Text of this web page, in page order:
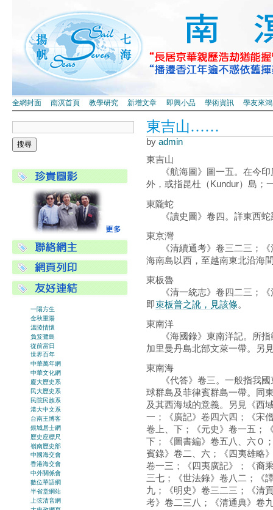
全網封面 南溟首頁 教學研究 新增文章 即興小品 學術資訊 學友來鴻
東吉山……
by admin
東吉山
《航海圖》圖一五。在今印
外，或指昆杜（Kundur）島；
東隴蛇
《讀史圖》卷四。詳東西蛇
東京灣
《清續通考》卷三二三；《
海南島以西，至越南東北沿海
東板魯
《清一統志》卷四二三；《
即束板普之訛，見該條。
東南洋
《海國錄》東南洋記。所指
加里曼丹島北部文萊一帶。另
東南海
《代答》卷三。一般指我國
球群島及菲律賓群島一帶。同
及其西海域的意義。另見《西
一；《廣記》卷四六四；《宋
卷上、下；《元史》卷一五；
下；《圖書編》卷五八、六０
賓錄》卷二、六；《四夷雄略
卷一三；《四夷廣記》；《裔
三七；《世法錄》卷八二；《
九；《明史》卷三二三；《清
考》卷二三八；《清通典》卷
一陽方生
金秋重陽
溫陵情懷
負笈鷺島
從前當日
世界百年
中華萬年網
中華文化網
廈大歷史系
民大歷史系
民院民族系
港大中文系
台南王博客
銀城居士網
歷史座標尺
嶺南歷史部
中國海交會
香港海交會
中外關係會
數位華語網
半省堂網站
上弦清音網